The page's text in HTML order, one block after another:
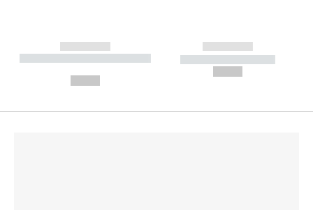
------------
----------- ----------- --------
------------
----------- -----------